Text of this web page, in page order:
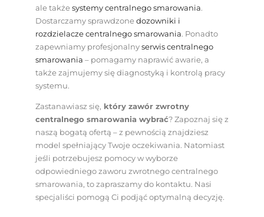
ale takżesystemy centralnego smarowania.
Dostarczamy sprawdzonedozowniki i
rozdzielacze centralnego smarowania. Ponadto
zapewniamy profesjonalnyserwis centralnego
smarowania – pomagamy naprawić awarie, a
także zajmujemy się diagnostyką i kontrolą pracy
systemu.
Zastanawiasz się, który zawór zwrotny
centralnego smarowania wybrać? Zapoznaj się z
naszą bogatą ofertą – z pewnością znajdziesz
model spełniający Twoje oczekiwania. Natomiast
jeśli potrzebujesz pomocy w wyborze
odpowiedniego zaworu zwrotnego centralnego
smarowania, to zapraszamy do kontaktu. Nasi
specjaliści pomogą Ci podjąć optymalną decyzję.